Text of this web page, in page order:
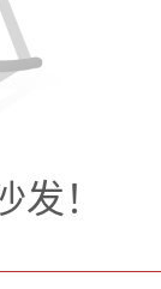
兼CEO
了。
别”劳
！